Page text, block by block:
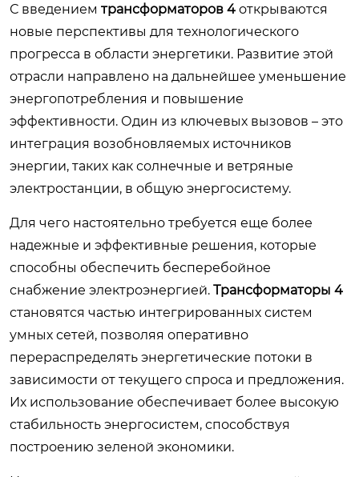
С введением трансформаторов 4 открываются
новые перспективы для технологического
прогресса в области энергетики. Развитие этой
отрасли направлено на дальнейшее уменьшение
энергопотребления и повышение
эффективности. Один из ключевых вызовов – это
интеграция возобновляемых источников
энергии, таких как солнечные и ветряные
электростанции, в общую энергосистему.
Для чего настоятельно требуется еще более
надежные и эффективные решения, которые
способны обеспечить бесперебойное
снабжение электроэнергией. Трансформаторы 4
становятся частью интегрированных систем
умных сетей, позволяя оперативно
перераспределять энергетические потоки в
зависимости от текущего спроса и предложения.
Их использование обеспечивает более высокую
стабильность энергосистем, способствуя
построению зеленой экономики.